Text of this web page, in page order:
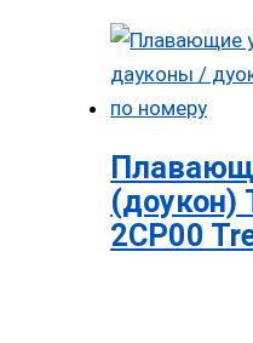
(доукон)
2CP00